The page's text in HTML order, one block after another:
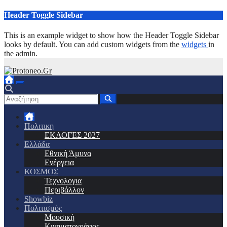
Μετάβαση
περιεχόμενο
Header Toggle Sidebar
This is an example widget to show how the Header Toggle Sidebar
looks by default. You can add custom widgets from the widgets in
the admin.
Πολιτικη
ΕΚΛΟΓΕΣ 2027
Ελλάδα
Εθνική Άμυνα
Ενέργεια
ΚΟΣΜΟΣ
Τεχνολογια
Περιβάλλον
Showbiz
Πολιτισμός
Μουσική